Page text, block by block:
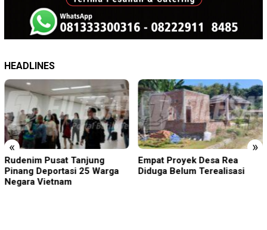
HEADLINES
« »
Rudenim Pusat Tanjung
Pinang Deportasi 25 Warga
Negara Vietnam
Empat Proyek Desa Rea
Diduga Belum Terealisasi